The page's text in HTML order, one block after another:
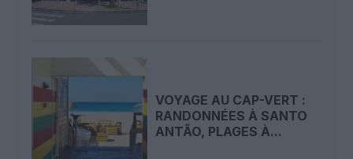
VOYAGE AU CAP-VERT :
RANDONNÉES À SANTO
ANTÃO, PLAGES À...